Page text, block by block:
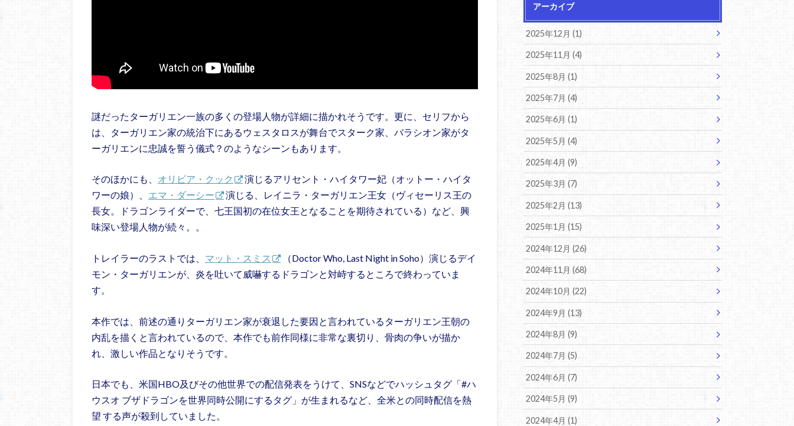
謎だったターガリエン一族の多くの登場人物が詳細に描かれそうです。更に、セリフから
は、ターガリエン家の統治下にあるウェスタロスが舞台でスターク家、バラシオン家がタ
ーガリエンに忠誠を誓う儀式？のようなシーンもあります。
そのほかにも、 オリビア・クック
演じるアリセント・ハイタワー妃（オットー・ハイタ
ワーの娘）、 エマ・ダーシー
演じる、レイニラ・ターガリエン王女（ヴィセーリス王の
長女。ドラゴンライダーで、七王国初の在位女王となることを期待されている）など、興
味深い登場人物が続々。。
トレイラーのラストでは、 マット・スミス
（Doctor Who, Last Night in Soho）演じるデイ
モン・ターガリエンが、炎を吐いて威嚇するドラゴンと対峙するところで終わっていま
す。
本作では、前述の通りターガリエン家が衰退した要因と言われているターガリエン王朝の
内乱を描くと言われているので、本作でも前作同様に非常な裏切り、骨肉の争いが描か
れ、激しい作品となりそうです。
日本でも、米国HBO及びその他世界での配信発表をうけて、SNSなどでハッシュタグ「#ハ
ウスオ ブザドラゴンを世界同時公開にするタグ」が生まれるなど、全米との同時配信を熱
望 する声が殺到していました。
アーカイブ
2025年12月 (1)
2025年11月 (4)
2025年8月 (1)
2025年7月 (4)
2025年6月 (1)
2025年5月 (4)
2025年4月 (9)
2025年3月 (7)
2025年2月 (13)
2025年1月 (15)
2024年12月 (26)
2024年11月 (68)
2024年10月 (22)
2024年9月 (13)
2024年8月 (9)
2024年7月 (5)
2024年6月 (7)
2024年5月 (9)
2024年4月 (1)